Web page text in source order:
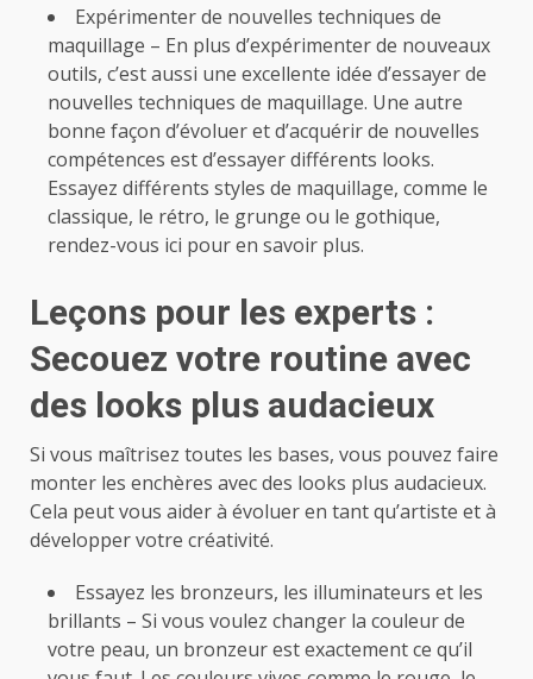
Expérimenter de nouvelles techniques de
maquillage – En plus d’expérimenter de nouveaux
outils, c’est aussi une excellente idée d’essayer de
nouvelles techniques de maquillage. Une autre
bonne façon d’évoluer et d’acquérir de nouvelles
compétences est d’essayer différents looks.
Essayez différents styles de maquillage, comme le
classique, le rétro, le grunge ou le gothique,
rendez-vous ici pour en savoir plus.
Leçons pour les experts :
Secouez votre routine avec
des looks plus audacieux
Si vous maîtrisez toutes les bases, vous pouvez faire
monter les enchères avec des looks plus audacieux.
Cela peut vous aider à évoluer en tant qu’artiste et à
développer votre créativité.
Essayez les bronzeurs, les illuminateurs et les
brillants – Si vous voulez changer la couleur de
votre peau, un bronzeur est exactement ce qu’il